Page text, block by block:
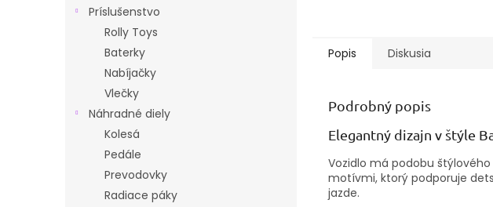
Príslušenstvo
Rolly Toys
Baterky
Nabíjačky
Vlečky
Náhradné diely
Kolesá
Pedále
Prevodovky
Radiace páky
Popis Diskusia
Podrobný popis
Elegantný dizajn v štýle
Vozidlo má podobu
motívmi, ktorý podporuje
jazde.